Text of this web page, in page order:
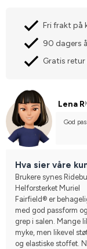
Fri frakt på
90 dagers
Gratis
Lena R
God
Hva sier våre
Brukere synes
Helforsterket Muriel
Fairfield® er
med god passform
grep i salen. Mange
myke, men likevel
og elastiske stoffet.